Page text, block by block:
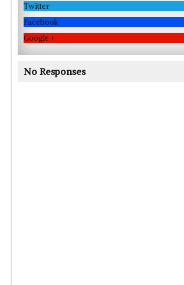
Twitter
Facebook
Google +
No Responses